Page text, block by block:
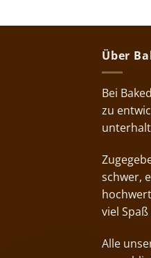
Über
Bei
zu
schwer,
viel
Alle